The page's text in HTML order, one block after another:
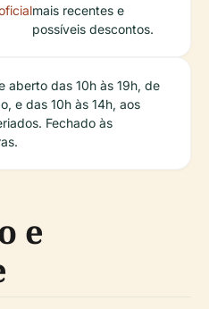
mais recentes e
possíveis descontos.
aberto das 10h às 19h, de
e das 10h às 14h, aos
Fechado às
e